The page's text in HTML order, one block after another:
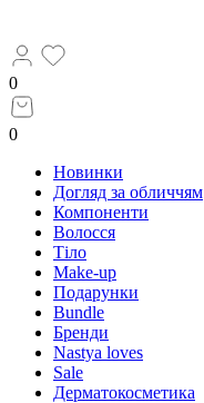
0
0
Новинки
Догляд за обличчям
Компоненти
Волосся
Тіло
Make-up
Подарунки
Bundle
Бренди
Nastya loves
Sale
Дерматокосметика